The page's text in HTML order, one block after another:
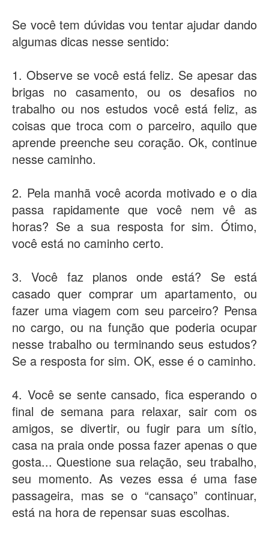
Se você tem dúvidas vou tentar ajudar dando
algumas dicas nesse sentido:
1. Observe se você está feliz. Se apesar das
brigas no casamento, ou os desafios no
trabalho ou nos estudos você está feliz, as
coisas que troca com o parceiro, aquilo que
aprende preenche seu coração. Ok, continue
nesse caminho.
2. Pela manhã você acorda motivado e o dia
passa rapidamente que você nem vê as
horas? Se a sua resposta for sim. Ótimo,
você está no caminho certo.
3. Você faz planos onde está? Se está
casado quer comprar um apartamento, ou
fazer uma viagem com seu parceiro? Pensa
no cargo, ou na função que poderia ocupar
nesse trabalho ou terminando seus estudos?
Se a resposta for sim. OK, esse é o caminho.
4. Você se sente cansado, fica esperando o
final de semana para relaxar, sair com os
amigos, se divertir, ou fugir para um sítio,
casa na praia onde possa fazer apenas o que
gosta... Questione sua relação, seu trabalho,
seu momento. As vezes essa é uma fase
passageira, mas se o “cansaço” continuar,
está na hora de repensar suas escolhas.